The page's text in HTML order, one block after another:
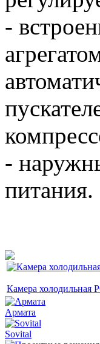
-
-
питания.
Камера
Армата
Sovital